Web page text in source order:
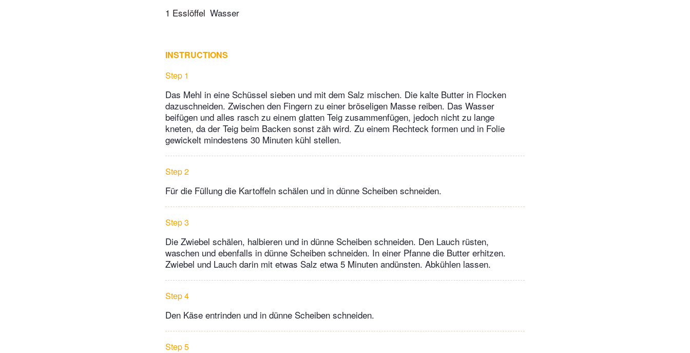
1 Esslöffel Wasser
INSTRUCTIONS
Step 1
Das Mehl in eine Schüssel sieben und mit dem Salz mischen. Die kalte Butter in Flocken
dazuschneiden. Zwischen den Fingern zu einer bröseligen Masse reiben. Das Wasser
beifügen und alles rasch zu einem glatten Teig zusammenfügen, jedoch nicht zu lange
kneten, da der Teig beim Backen sonst zäh wird. Zu einem Rechteck formen und in Folie
gewickelt mindestens 30 Minuten kühl stellen.
Step 2
Für die Füllung die Kartoffeln schälen und in dünne Scheiben schneiden.
Step 3
Die Zwiebel schälen, halbieren und in dünne Scheiben schneiden. Den Lauch rüsten,
waschen und ebenfalls in dünne Scheiben schneiden. In einer Pfanne die Butter erhitzen.
Zwiebel und Lauch darin mit etwas Salz etwa 5 Minuten andünsten. Abkühlen lassen.
Step 4
Den Käse entrinden und in dünne Scheiben schneiden.
Step 5